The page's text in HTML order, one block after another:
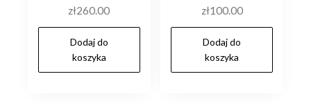
zł260.00
Dodaj do
koszyka
zł100.00
Dodaj do
koszyka